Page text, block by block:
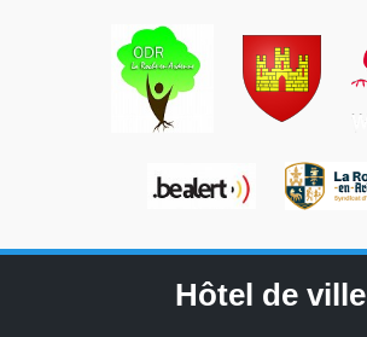
Hôtel de ville